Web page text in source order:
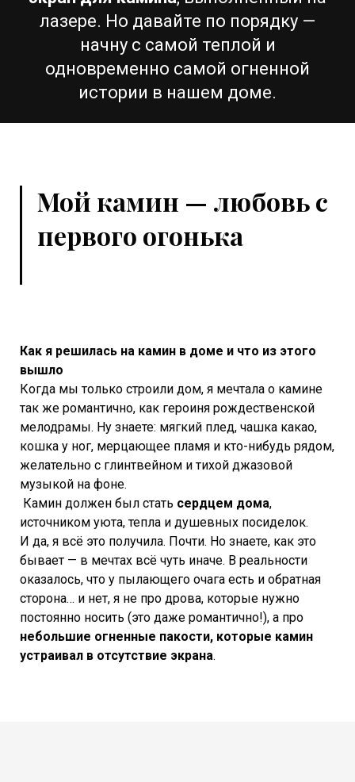
лазере. Но давайте по порядку —
начну с самой теплой и
одновременно самой огненной
истории в нашем доме.
Мой камин — любовь с
первого огонька
Как я решилась на камин в доме и что из этого
вышло
Когда мы только строили дом, я мечтала о камине
так же романтично, как героиня рождественской
мелодрамы. Ну знаете: мягкий плед, чашка какао,
кошка у ног, мерцающее пламя и кто-нибудь рядом,
желательно с глинтвейном и тихой джазовой
музыкой на фоне.
Камин должен был стать сердцем дома,
источником уюта, тепла и душевных посиделок.
И да, я всё это получила. Почти. Но знаете, как это
бывает — в мечтах всё чуть иначе. В реальности
оказалось, что у пылающего очага есть и обратная
сторона… и нет, я не про дрова, которые нужно
постоянно носить (это даже романтично!), а про
небольшие огненные пакости, которые камин
устраивал в отсутствие экрана.